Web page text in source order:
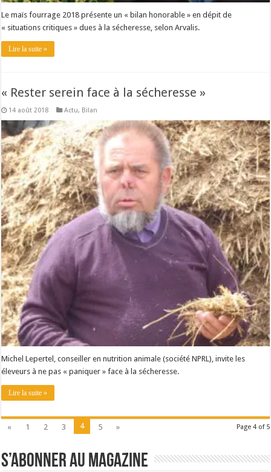
Le maïs fourrage 2018 présente un « bilan honorable » en dépit de
« situations critiques » dues à la sécheresse, selon Arvalis.
Lire la suite »
« Rester serein face à la sécheresse »
14 août 2018 Actu, Bilan
Michel Lepertel, conseiller en nutrition animale (société NPRL), invite les
éleveurs à ne pas « paniquer » face à la sécheresse.
Lire la suite »
Page 4 of 5
« 1 2 3 4 5 »
S’abonner au magazine